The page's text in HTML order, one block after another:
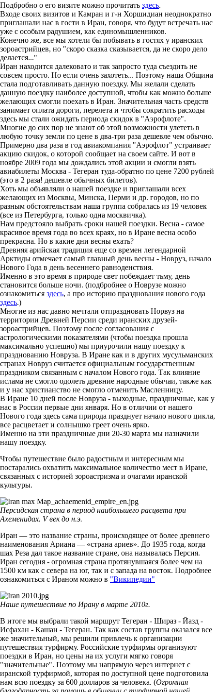
Подбробно о его визите можно прочитать здесь.
Входе своих визитов и Камран и г-н Хоршидиан неоднократно
приглашали нас в гости в Иран, говоря, что будут встречать нас
уже с особым радушием, как единомышленников.
Конечно же, все мы хотели бы побывать в гостях у иранских
зороастрийцев, но "скоро сказка сказывается, да не скоро дело
делается..."
Иран находится далековато и так запросто туда съездить не
совсем просто. Но если очень захотеть... Поэтому наша Община
стала подготавливать данную поездку. Мы желали сделать
данную поездку наиболее доступной, чтобы как можно больше
желающих смогли поехать в Иран. Значительная часть средств
занимает оплата дороги, перелета и чтобы сократить расходы
здесь мы стали ожидать периода скидок в "Аэрофлоте".
Многие до сих пор не знают об этой возможности улететь в
любую точку земли по цене в два-три раза дешевле чем обычно.
Примерно два раза в год авиакомпания "Аэрофлот" устраивает
акцию скидок, о которой сообщает на своем сайте. И вот в
ноябре 2009 года мы дождались этой акции и смогли взять
авиабилеты Москва - Тегеран туда-обратно по цене 7200 рублей
(это в 2 раза! дешевле обычных билетов).
Хоть мы объявляли о нашей поездке и приглашали всех
желающих из Москвы, Минска, Перми и др. городов, но по
разным обстоятельствам наша группа собралась из 19 человек
(все из Петербурга, только одна москвичка).
Нам предстояло выбрать сроки нашей поездки. Весна - самое
красивое время года во всех краях, но в Иране весна особо
прекрасна. Но в какие дни весны ехать?
Древняя арийская традиция еще со времен легендарной
Арктиды отмечает самый главный день весны - Новруз, начало
Нового Года в день весеннего равноденствия.
Именно в это время в природе свет побеждает тьму, день
становится больше ночи. (подбробнее о Новрузе можно
ознакомиться здесь, а про историю празднования нового года
здесь.)
Многие из нас давно мечтали отпраздновать Норвуз на
территории Древней Персии среди иранских друзей-
зороастрийцев. Поэтому после согласования с
астрологическими показателями (чтобы поездка прошла
максимально успешно) мы приурочили нашу поездку к
празднованию Новруза. В Иране как и в других мусульманских
странах Новруз считается официальным государственным
праздником связанным с началом Нового года. Так влияние
ислама не смогло одолеть древние народные обычаи, также как
и у нас христианство не смогло отменить Масленницу.
В Иране 10 дней после Новруза - выходные, праздничные, как у
нас в России первые дни января. Но в отличии от нашего
Нового года здесь сама природа празднует начало нового цикла,
все расцветает и солнышко греет очень ярко.
Именно на эти праздничные дни 20-30 марта мы назначили
нашу поездку.
Чтобы путешествие было радостным и интересным мы
постарались охватить максимальное количество мест в Иране,
связанных с историей зороастризма и очагами иранской
культуры.
Персидская страна в период наибольшего расцвета при
Ахеменидах. V век до н.э.
Иран — это название страны, происходящее от более древнего
наименования Ариана — «страна ариев». До 1935 года, когда
шах Реза дал такое название стране, она называлась Персия.
Иран сегодня - огромная страна протянувшаяся более чем на
1500 км как с севера на юг, так и с запада на восток. Подробнее
ознакомиться с Ираном можно в "Википедии"
Наше путешествие по Ирану в марте 2010г.
В итоге мы выбрали такой маршрут Тегеран - Шираз - Йазд -
Исфахан - Кашан - Тегеран. Так как состав группы оказался все
же значительный, мы решили привлечь к организации
путешествия турфирму. Российские турфирмы организуют
поездки в Иран, но цены на их услуги мягко говоря
"значительные". Поэтому мы напрямую через интернет с
иранской турфирмой, которая по доступной цене подготовила
нам всю поездку за 600 долларов за человека. (Огромная